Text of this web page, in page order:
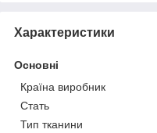
Характеристики
Основні
Країна виробник
Стать
Тип тканини